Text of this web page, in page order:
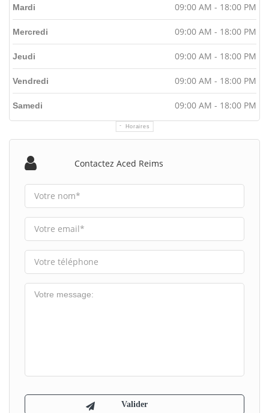
Horaires
Mardi 09:00 AM - 18:00 PM
Mercredi 09:00 AM - 18:00 PM
Jeudi 09:00 AM - 18:00 PM
Vendredi 09:00 AM - 18:00 PM
Samedi 09:00 AM - 18:00 PM
Contactez Aced Reims